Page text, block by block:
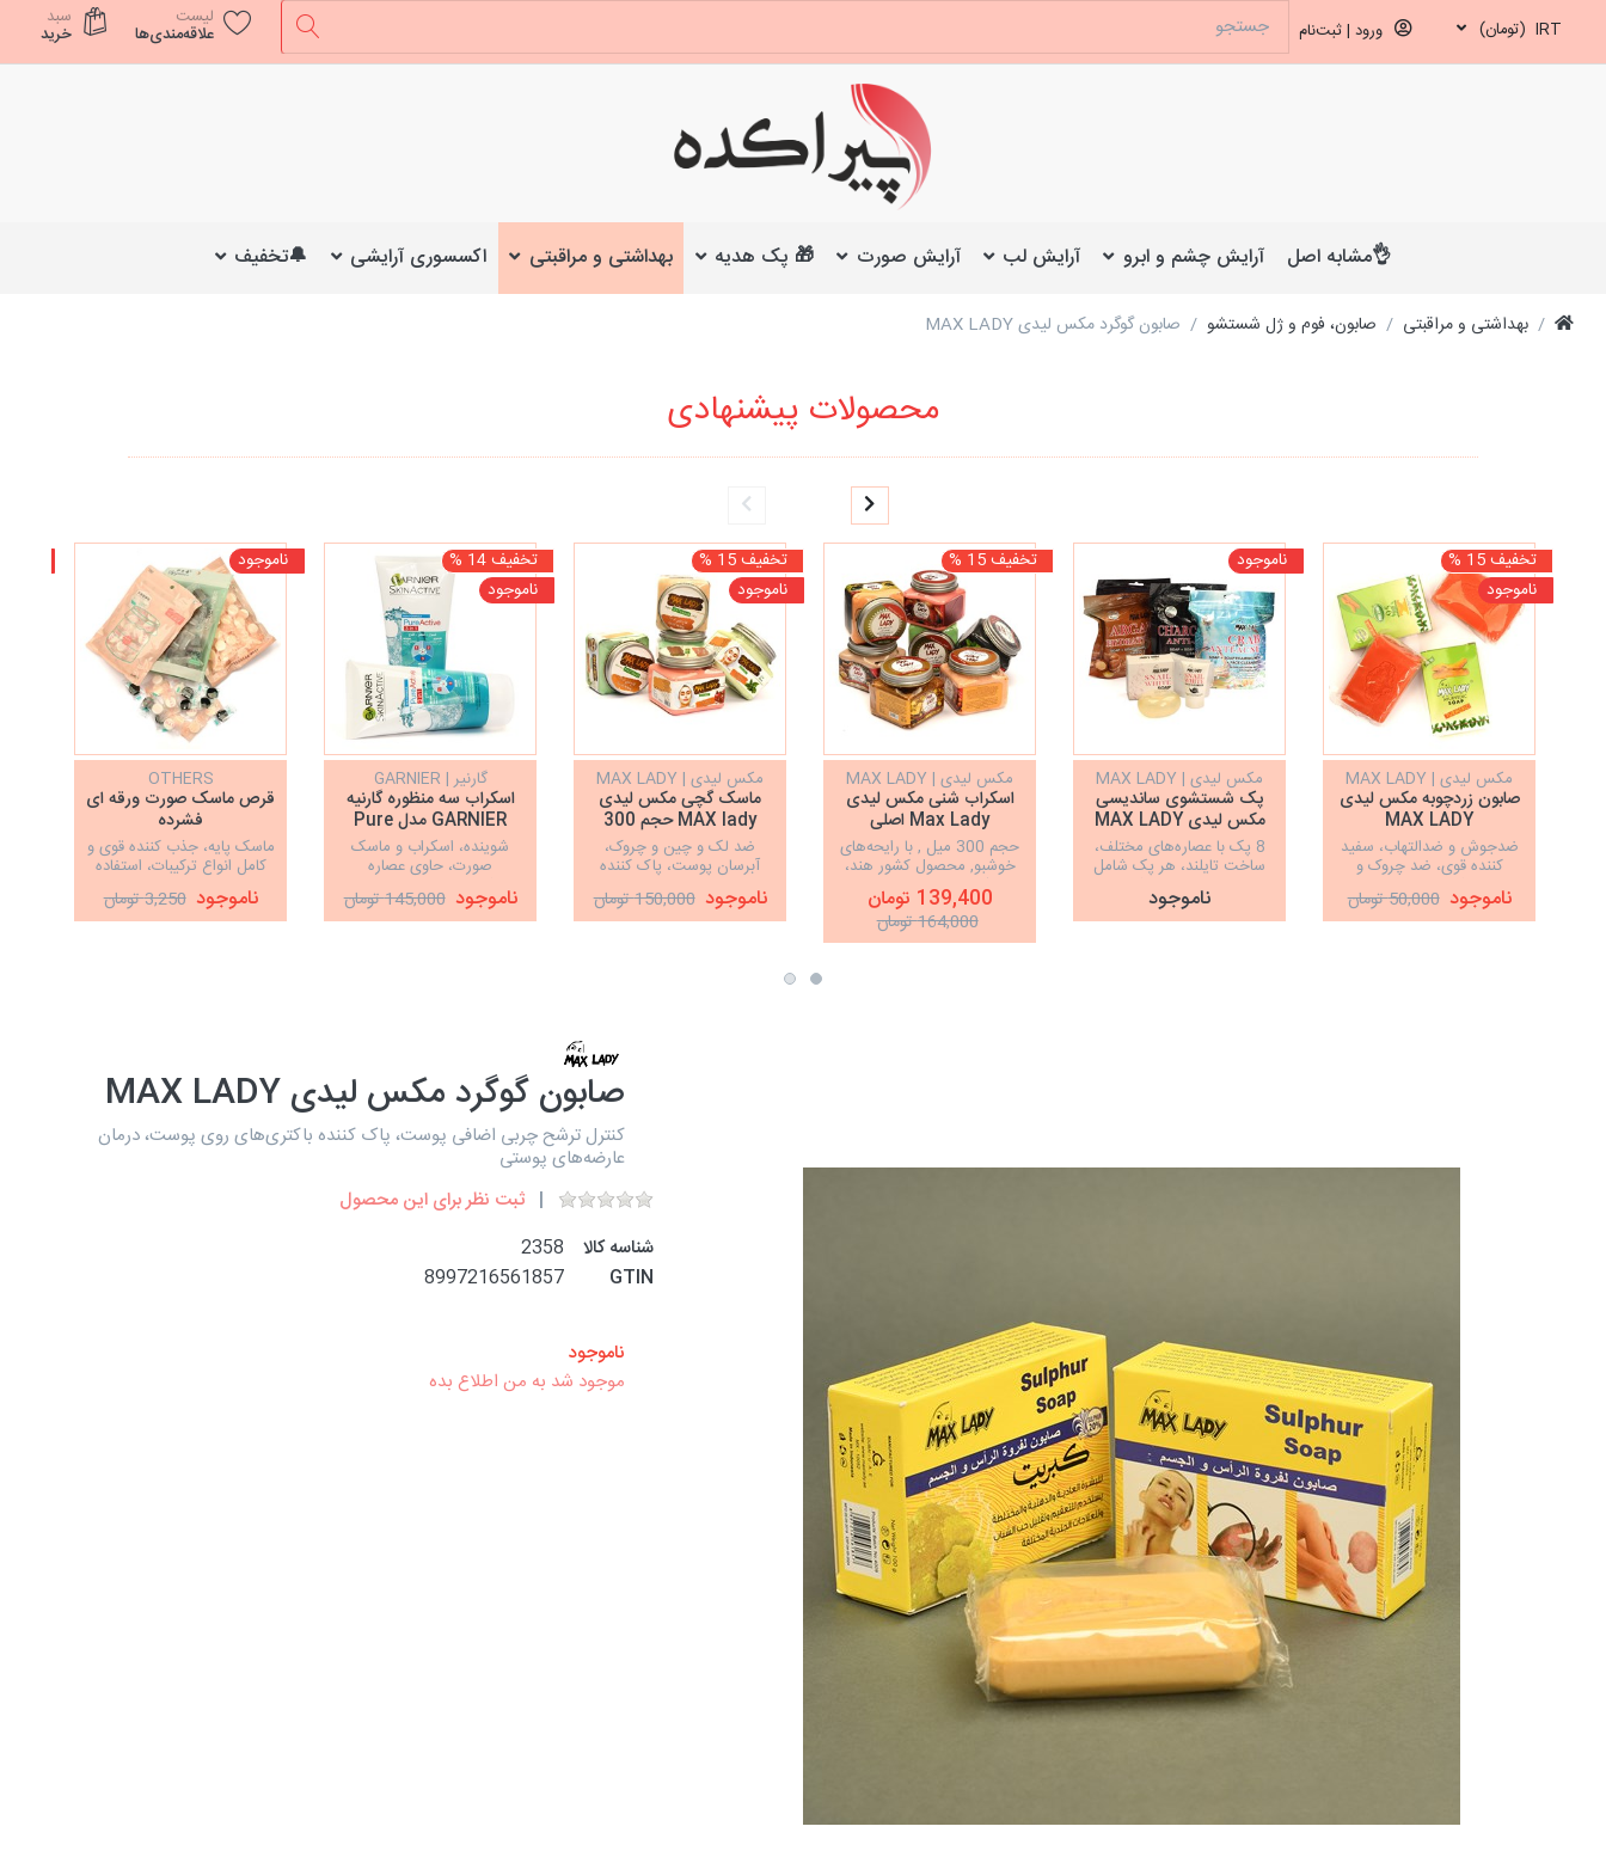
IRT (تومان) ورود | ثبت‌نام
لیست
علاقه‌مندی‌ها
سبد
خرید
👌مشابه اصل آرایش چشم و ابرو آرایش لب آرایش صورت 🎁 پک هدیه بهداشتی و مراقبتی اکسسوری آرایشی 🔔تخفیف
بهداشتی و مراقبتی صابون، فوم و ژل شستشو صابون گوگرد مکس لیدی MAX LADY
محصولات پیشنهادی
تخفیف 15 %
ناموجود
مکس لیدی | MAX LADY
صابون زردچوبه مکس لیدی
MAX LADY
ضدجوش و ضدالتهاب، سفید
کننده قوی، ضد چروک و
متعادل کننده چربی پوست
ناموجود 50,000 تومان
ناموجود
مکس لیدی | MAX LADY
پک شستشوی ساندیسی
مکس لیدی MAX LADY
8 پک با عصاره‌های مختلف،
ساخت تایلند، هر پک شامل
صابون، ژل و لیف شستشو
صورت
ناموجود
تخفیف 15 %
مکس لیدی | MAX LADY
اسکراب شنی مکس لیدی
Max Lady اصلی
حجم 300 میل , با رایحه‌های
خوشبو, محصول کشور هند،
اسکراب لایه بردار پوست
صورت و بدن، نرم‌کننده و
درخشان‌کننده پوست، پاکسازی
پوست
139,400 تومان
164,000 تومان
تخفیف 15 %
ناموجود
مکس لیدی | MAX LADY
ماسک گچی مکس لیدی
MAX lady حجم 300
میلی‌لیتر
ضد لک و چین و چروک،
آبرسان پوست، پاک کننده
سفت‌کننده، روشن‌کننده و
شفاف‌کننده پوست
ناموجود 150,000 تومان
تخفیف 14 %
ناموجود
گارنیر | GARNIER
اسکراب سه منظوره گارنیه
GARNIER مدل Pure
Active
شوینده، اسکراب و ماسک
صورت، حاوی عصاره
پوست‌های چرب و مختلط، لایه
بردار
ناموجود 145,000 تومان
ناموجود
OTHERS
قرص ماسک صورت ورقه ای
فشرده
ماسک پایه، جذب کننده قوی و
کامل انواع ترکیبات، استفاده
سریع و راحت، قیمت مناسب و
مقرون به صرفهناموجود 3,250 تومان
صابون گوگرد مکس لیدی MAX LADY
کنترل ترشح چربی اضافی پوست، پاک کننده باکتری‌های روی پوست، درمان
عارضه‌های پوستی
ثبت نظر برای این محصول
شناسه کالا
2358
GTIN
8997216561857
ناموجود
موجود شد به من اطلاع بده